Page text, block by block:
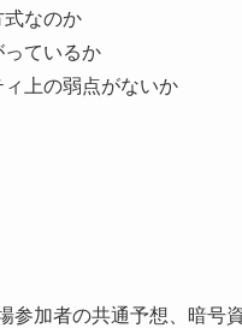
式なのか
ているか
上の弱点がないか
参加者の共通予想、暗号